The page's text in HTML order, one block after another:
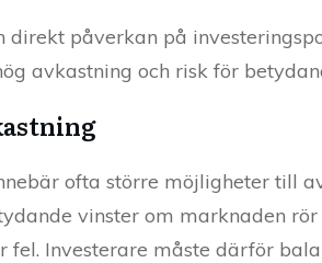
direkt påverkan på
avkastning och risk för
ofta större möjligheter till
vinster om marknaden
fel. Investerare måste därför